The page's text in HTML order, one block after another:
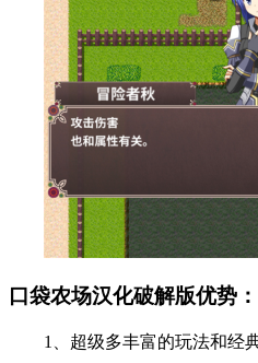
口袋农场汉化破解版优势：
1、超级多丰富的玩法和经典